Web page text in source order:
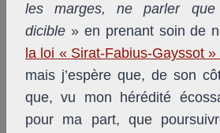
les marges, ne parler
dicible » en prenant soin de
la loi « Sirat-Fabius-Gayssot
mais j’espère que, de son
que, vu mon hérédité
pour ma part, que